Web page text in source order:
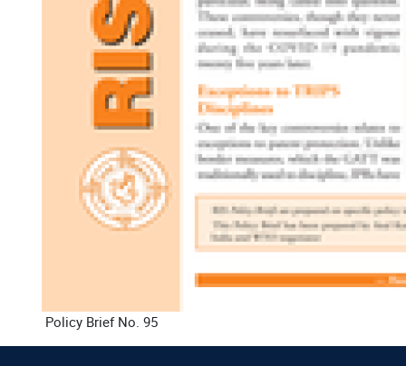
Policy Brief No. 95